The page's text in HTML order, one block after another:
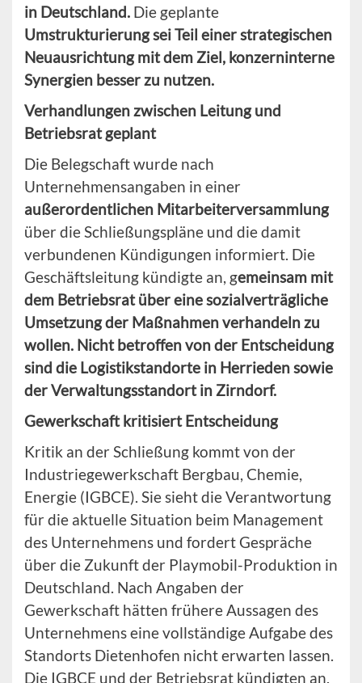
in Deutschland. Die geplante
Umstrukturierung sei Teil einer strategischen
Neuausrichtung mit dem Ziel, konzerninterne
Synergien besser zu nutzen.
Verhandlungen zwischen Leitung und
Betriebsrat geplant
Die Belegschaft wurde nach
Unternehmensangaben in einer
außerordentlichen Mitarbeiterversammlung
über die Schließungspläne und die damit
verbundenen Kündigungen informiert. Die
Geschäftsleitung kündigte an, gemeinsam mit
dem Betriebsrat über eine sozialverträgliche
Umsetzung der Maßnahmen verhandeln zu
wollen. Nicht betroffen von der Entscheidung
sind die Logistikstandorte in Herrieden sowie
der Verwaltungsstandort in Zirndorf.
Gewerkschaft kritisiert Entscheidung
Kritik an der Schließung kommt von der
Industriegewerkschaft Bergbau, Chemie,
Energie (IGBCE). Sie sieht die Verantwortung
für die aktuelle Situation beim Management
des Unternehmens und fordert Gespräche
über die Zukunft der Playmobil-Produktion in
Deutschland. Nach Angaben der
Gewerkschaft hätten frühere Aussagen des
Unternehmens eine vollständige Aufgabe des
Standorts Dietenhofen nicht erwarten lassen.
Die IGBCE und der Betriebsrat kündigten an,